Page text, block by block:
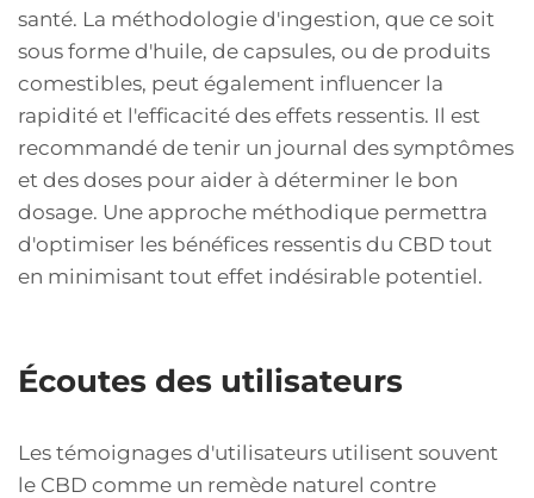
santé. La méthodologie d'ingestion, que ce soit
sous forme d'huile, de capsules, ou de produits
comestibles, peut également influencer la
rapidité et l'efficacité des effets ressentis. Il est
recommandé de tenir un journal des symptômes
et des doses pour aider à déterminer le bon
dosage. Une approche méthodique permettra
d'optimiser les bénéfices ressentis du CBD tout
en minimisant tout effet indésirable potentiel.
Écoutes des utilisateurs
Les témoignages d'utilisateurs utilisent souvent
le CBD comme un remède naturel contre